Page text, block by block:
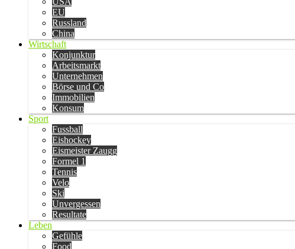
EU
Russland
China
Wirtschaft
Konjunktur
Arbeitsmarkt
Unternehmen
Börse und Co
Immobilien
Konsum
Sport
Fussball
Eishockey
Eismeister Zaugg
Formel 1
Tennis
Velo
Ski
Unvergessen
Resultate
Leben
Gefühle
Food